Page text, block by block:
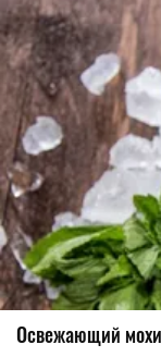
Освежающий